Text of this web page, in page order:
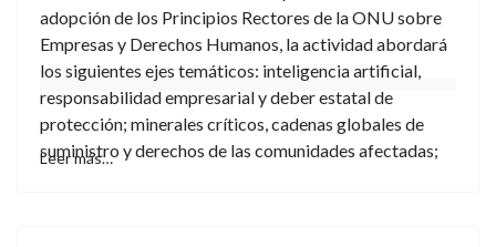
adopción de los Principios Rectores de la ONU sobre
Empresas y Derechos Humanos, la actividad abordará
los siguientes ejes temáticos: inteligencia artificial,
responsabilidad empresarial y deber estatal de
protección; minerales críticos, cadenas globales de
suministro y derechos de las comunidades afectadas;
Leer más…